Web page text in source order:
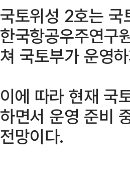
국토위성 2호는
한국항공우주연구
쳐 국토부가 운영
이에 따라 현재 국
하면서 운영 준비
전망이다.